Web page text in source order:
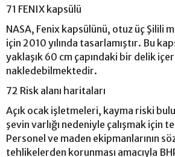
71 FENIX kapsülü
NASA, Fenix kapsülünü, otuz üç Şilili
için 2010 yılında tasarlamıştır. Bu
yaklaşık 60 cm çapındaki bir delik
nakledebilmektedir.
72 Risk alanı haritaları
Açık ocak işletmeleri, kayma riski
şevin varlığı nedeniyle çalışmak için
Personel ve maden ekipmanlarının
tehlikelerden korunması amacıyla